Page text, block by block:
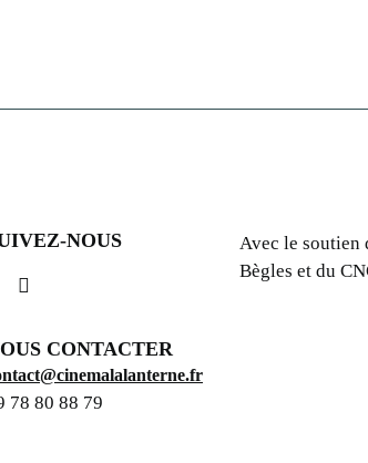
NOUS
CONTACTER
78 80 88 79
Avec le soutien
Bègles et du